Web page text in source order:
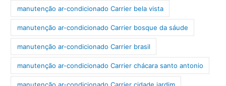
manutenção ar-condicionado Carrier bela vista
manutenção ar-condicionado Carrier bosque da sáude
manutenção ar-condicionado Carrier brasil
manutenção ar-condicionado Carrier chácara santo antonio
manutenção ar-condicionado Carrier cidade jardim